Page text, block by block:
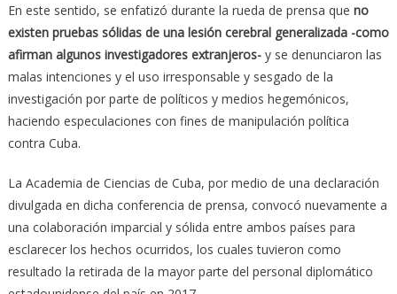
En este sentido, se enfatizó durante la rueda de prensa que no
existen pruebas sólidas de una lesión cerebral generalizada -como
afirman algunos investigadores extranjeros-y se denunciaron las
malas intenciones y el uso irresponsable y sesgado de la
investigación por parte de políticos y medios hegemónicos,
haciendo especulaciones con fines de manipulación política
contra Cuba.
La Academia de Ciencias de Cuba, por medio de una declaración
divulgada en dicha conferencia de prensa, convocó nuevamente a
una colaboración imparcial y sólida entre ambos países para
esclarecer los hechos ocurridos, los cuales tuvieron como
resultado la retirada de la mayor parte del personal diplomático